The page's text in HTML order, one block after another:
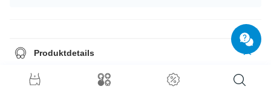
Produktdetails
oder klein, das entscheidest du allein – verfügbar mit dem Durchmesser 8
mm und 10 mm. Ein astreines Produkt aus der Crazy Factory. Das findest